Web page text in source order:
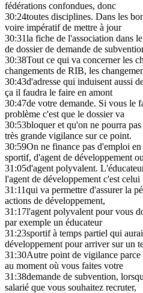
fédérations confondues, donc
30:24toutes disciplines. Dans les
voire impératif de mettre à jour
30:31la fiche de l'association dans
de dossier de demande de
30:38Tout ce qui va concerner les
changements de RIB, les
30:43d'adresse qui induisent aussi
ça il faudra le faire en amont
30:47de votre demande. Si vous le
problème c'est que le dossier va
30:53bloquer et qu'on ne pourra
très grande vigilance sur ce point.
30:59On ne finance pas d'emploi
sportif, d'agent de développement
31:05d'agent polyvalent.
l'agent de développement c'est celui
31:11qui va permettre d'assurer la
actions de développement,
31:17l'agent polyvalent pour vous
par exemple un éducateur
31:23sportif à temps partiel qui
développement pour arriver sur un
31:30Autre point de vigilance
au moment où vous faites votre
31:38demande de subvention,
salarié que vous souhaitez recruter,